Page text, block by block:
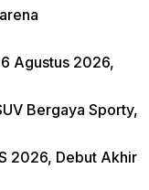
Agustus 2026,
Bergaya Sporty,
2026, Debut Akhir